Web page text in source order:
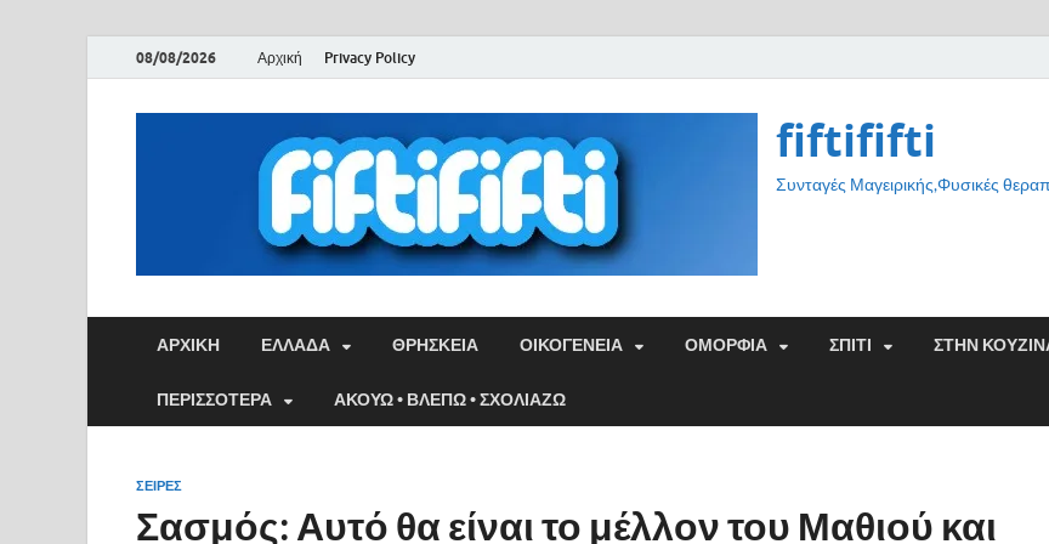
08/08/2026 Αρχική Privacy Policy
fiftififti
Συνταγές Μαγειρικής,Φυσικές
ΑΡΧΙΚΉ ΕΛΛΑΔΑ ΘΡΗΣΚΕΙΑ ΟΙΚΟΓΕΝΕΙΑ ΟΜΟΡΦΙΑ ΣΠΙΤΙ ΣΤΗΝ
ΠΕΡΙΣΣΟΤΕΡΑ ΑΚΟΥΩ • ΒΛΕΠΩ • ΣΧΟΛΙΑΖΩ
ΣΕΙΡΈΣ
Σασμός: Αυτό θα είναι το μέλλον του Μαθιού και